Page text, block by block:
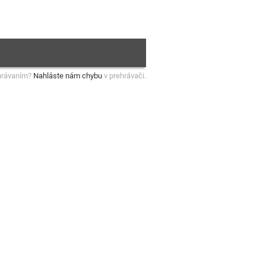
Nahláste nám chybu v prehrávači.